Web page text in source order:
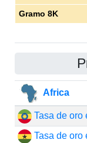
Gramo 8K
Africa
Tasa de oro
Tasa de oro